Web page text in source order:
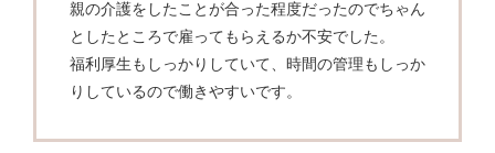
親の介護をしたことが合った程度だったのでちゃん
としたところで雇ってもらえるか不安でした。
福利厚生もしっかりしていて、時間の管理もしっか
りしているので働きやすいです。